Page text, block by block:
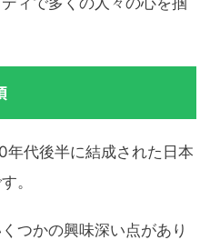
代後半に結成された日本
。
つかの興味深い点があり